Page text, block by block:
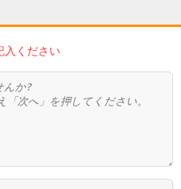
入ください